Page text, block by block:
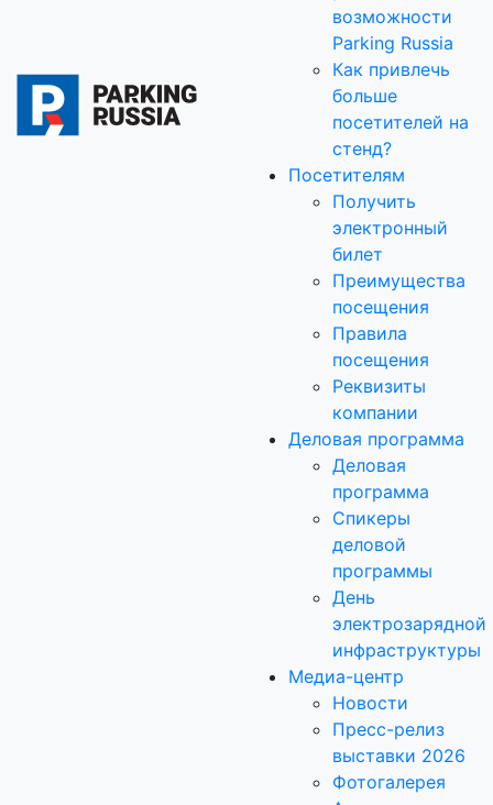
возможности
Parking Russia
Как привлечь
больше
посетителей на
стенд?
Посетителям
Получить
электронный
билет
Преимущества
посещения
Правила
посещения
Реквизиты
компании
Деловая программа
Деловая
программа
Спикеры
деловой
программы
День
электрозарядной
инфраструктуры
Медиа-центр
Новости
Пресс-релиз
выставки 2026
Фотогалерея